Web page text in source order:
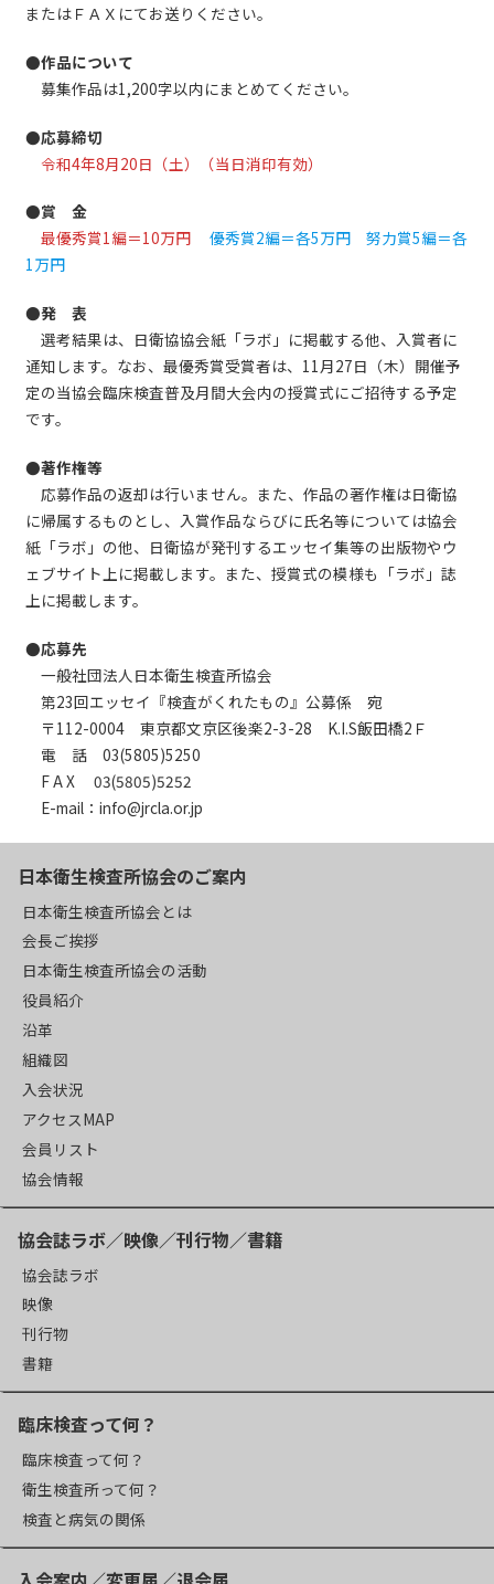
またはＦＡＸにてお送りください。
●作品について
募集作品は1,200字以内にまとめてください。
●応募締切
令和4年8月20日（土）（当日消印有効）
●賞 金
最優秀賞1編＝10万円
優秀賞2編＝各5万円 努力賞5編＝各
1万円
●発 表
選考結果は、日衛協協会紙「ラボ」に掲載する他、入賞者に
通知します。なお、最優秀賞受賞者は、11月27日（木）開催予
定の当協会臨床検査普及月間大会内の授賞式にご招待する予定
です。
●著作権等
応募作品の返却は行いません。また、作品の著作権は日衛協
に帰属するものとし、入賞作品ならびに氏名等については協会
紙「ラボ」の他、日衛協が発刊するエッセイ集等の出版物やウ
ェブサイト上に掲載します。また、授賞式の模様も「ラボ」誌
上に掲載します。
●応募先
一般社団法人日本衛生検査所協会
第23回エッセイ『検査がくれたもの』公募係 宛
〒112-0004 東京都文京区後楽2-3-28 K.I.S飯田橋2Ｆ
電 話 03(5805)5250
F A X 03(5805)5252
E-mail：info@jrcla.or.jp
日本衛生検査所協会のご案内
日本衛生検査所協会とは
会長ご挨拶
日本衛生検査所協会の活動
役員紹介
沿革
組織図
入会状況
アクセスMAP
会員リスト
協会情報
協会誌ラボ／映像／刊行物／書籍
協会誌ラボ
映像
刊行物
書籍
臨床検査って何？
臨床検査って何？
衛生検査所って何？
検査と病気の関係